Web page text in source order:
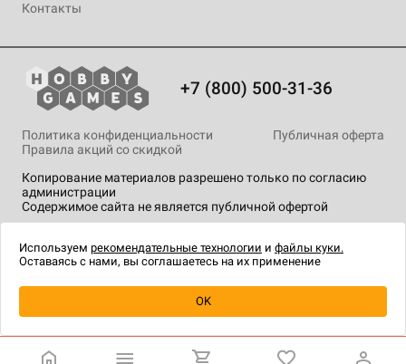
Уведомить о наличии
Контакты
+7 (800) 500-31-36
Копирование материалов разрешено только по согласию
администрации
Содержимое сайта не является публичной офертой
Политика конфиденциальности
Публичная оферта
Правила акций со скидкой
технологии.
Используем рекомендательные технологии и файлы куки.
Оставаясь с нами, вы соглашаетесь на их применение
OK